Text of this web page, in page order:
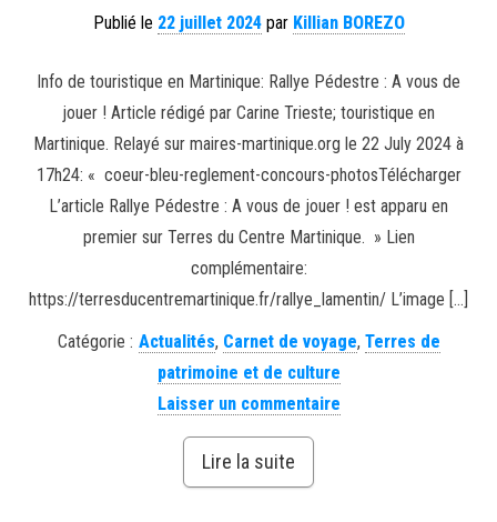
Publié le 22 juillet 2024par Killian BOREZO
Info de touristique en Martinique: Rallye Pédestre : A vous de
jouer ! Article rédigé par Carine Trieste; touristique en
Martinique. Relayé sur maires-martinique.org le 22 July 2024 à
17h24: « coeur-bleu-reglement-concours-photosTélécharger
L’article Rallye Pédestre : A vous de jouer ! est apparu en
premier sur Terres du Centre Martinique. » Lien
complémentaire:
https://terresducentremartinique.fr/rallye_lamentin/ L’image […]
Catégorie : Actualités, Carnet de voyage, Terres de
patrimoine et de culture
Laisser un commentaire
Lire la suite